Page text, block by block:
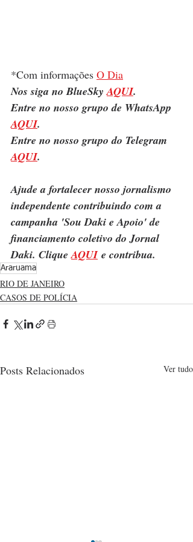
*Com informações O Dia
Nos siga no BlueSky AQUI.
Entre no nosso grupo de WhatsApp
AQUI.
Entre no nosso grupo do Telegram
AQUI.
Ajude a fortalecer nosso jornalismo
independente contribuindo com a
campanha 'Sou Daki e Apoio' de
financiamento coletivo do Jornal
Daki. Clique AQUI e contribua.
Araruama
RIO DE JANEIRO
CASOS DE POLÍCIA
Posts Relacionados Ver tudo